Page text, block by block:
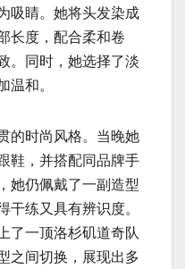
吸睛。她将头发染成
长度，配合柔和卷
。同时，她选择了淡
温和。
的时尚风格。当晚她
鞋，并搭配同品牌手
她仍佩戴了一副造型
干练又具有辨识度。
了一顶洛杉矶道奇队
之间切换，展现出多